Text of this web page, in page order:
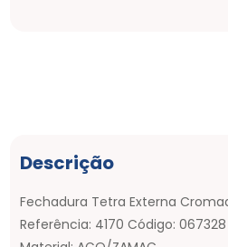
Descrição
Fechadura Tetra Externa
Referência: 4170 Código: 067328